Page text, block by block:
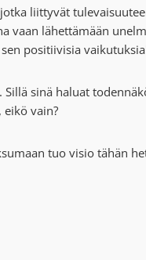
liittyvät
vaan lähettämään
positiivisia
. Sillä sinä haluat
vain?
tuo visio tähän